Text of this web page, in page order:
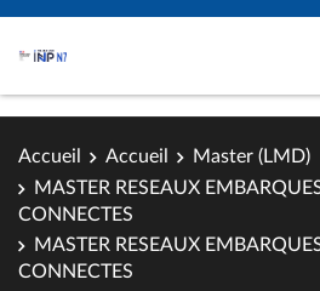
Accueil Accueil
Master (LMD)
MASTER RESEAUX
CONNECTES
MASTER RESEAUX
CONNECTES